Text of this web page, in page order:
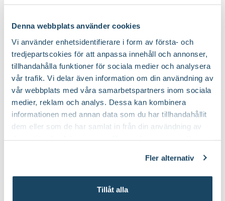
Denna webbplats använder cookies
Vi använder enhetsidentifierare i form av första- och
tredjepartscokies för att anpassa innehåll och annonser,
tillhandahålla funktioner för sociala medier och analysera
vår trafik. Vi delar även information om din användning av
vår webbplats med våra samarbetspartners inom sociala
medier, reklam och analys. Dessa kan kombinera
informationen med annan data som du har tillhandahållit
dem eller som de har samlat in från din användning av
Fler alternativ
Tillåt alla
Ursprung Japan, Korea, Ryukyu-öarna.
Art nr 12081
Nematoder Nemablom
149:-
Välj butik
Online
I lager
Till Produkten
till Nematoder Nemablom produktsida
Blomjord
Blomsterlandet
Finns i flera varianter
Från 5990
Välj butik
Online
Till